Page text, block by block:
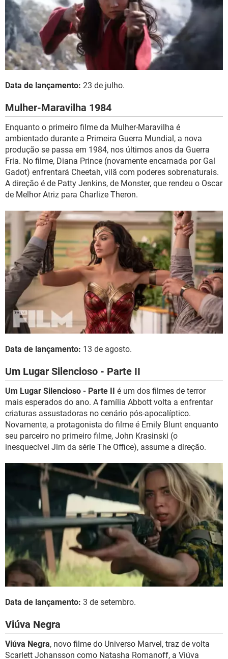
Data de lançamento: 23 de julho.
Mulher-Maravilha 1984
Enquanto o primeiro filme da Mulher-Maravilha é
ambientado durante a Primeira Guerra Mundial, a nova
produção se passa em 1984, nos últimos anos da Guerra
Fria. No filme, Diana Prince (novamente encarnada por Gal
Gadot) enfrentará Cheetah, vilã com poderes sobrenaturais.
A direção é de Patty Jenkins, de Monster, que rendeu o Oscar
de Melhor Atriz para Charlize Theron.
Data de lançamento: 13 de agosto.
Um Lugar Silencioso - Parte II
Um Lugar Silencioso - Parte II
é um dos filmes de terror
mais esperados do ano. A família Abbott volta a enfrentar
criaturas assustadoras no cenário pós-apocalíptico.
Novamente, a protagonista do filme é Emily Blunt enquanto
seu parceiro no primeiro filme, John Krasinski (o
inesquecível Jim da série The Office), assume a direção.
Data de lançamento: 3 de setembro.
Viúva Negra
Viúva Negra, novo filme do Universo Marvel, traz de volta
Scarlett Johansson como Natasha Romanoff, a Viúva